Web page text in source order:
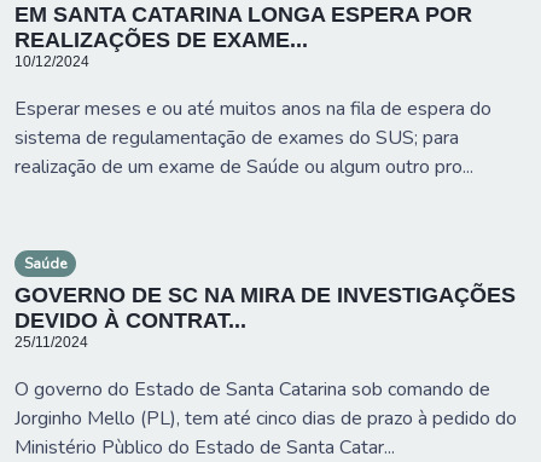
EM SANTA CATARINA LONGA ESPERA POR
REALIZAÇÕES DE EXAME...
10/12/2024
Esperar meses e ou até muitos anos na fila de espera do
sistema de regulamentação de exames do SUS; para
realização de um exame de Saúde ou algum outro pro...
Saúde
GOVERNO DE SC NA MIRA DE INVESTIGAÇÕES
DEVIDO À CONTRAT...
25/11/2024
O governo do Estado de Santa Catarina sob comando de
Jorginho Mello (PL), tem até cinco dias de prazo à pedido do
Ministério Pùblico do Estado de Santa Catar...